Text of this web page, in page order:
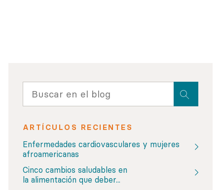
ARTÍCULOS RECIENTES
Enfermedades cardiovasculares y mujeres
afroamericanas
Cinco cambios saludables en
la alimentación que deber...